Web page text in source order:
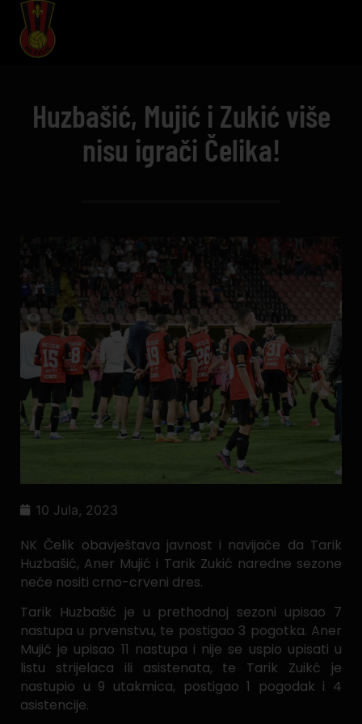
Huzbašić, Mujić i Zukić više
nisu igrači Čelika!
10 Jula, 2023
NK Čelik obavještava javnost i navijače da Tarik
Huzbašić, Aner Mujić i Tarik Zukić naredne sezone
neće nositi crno-crveni dres.
Tarik Huzbašić je u prethodnoj sezoni upisao 7
nastupa u prvenstvu, te postigao 3 pogotka. Aner
Mujić je upisao 11 nastupa i nije se uspio upisati u
listu strijelaca ili asistenata, te Tarik Zuikć je
nastupio u 9 utakmica, postigao 1 pogodak i 4
asistencije.